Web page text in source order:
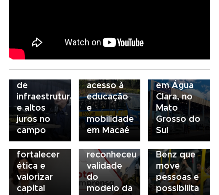
Presidente
da FAESP
alerta para
de
infraestrutura
e altos
juros no
campo
Renovação
escolar
acesso à
educação
e
mobilidade
em Macaé
inaugura
em Água
Clara, no
Mato
Grosso do
Sul
03/08/2026
transporte:
BRT
Sorocaba
utiliza
compliance
para
fortalecer
ética e
valorizar
capital
03/08/2026
Sindicato
esclarece
que STF
não
reconheceu
validade
do
modelo da
03/08/2026
Mobilidade
para
todos: o
ônibus
Mercedes-
Benz que
move
pessoas e
possibilita